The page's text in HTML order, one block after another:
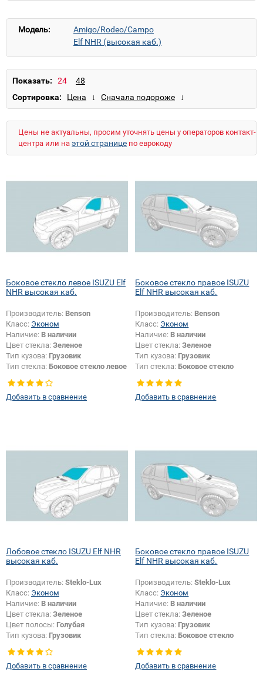
Модель:
Amigo/Rodeo/Campo
Elf NHR (высокая каб.)
Elf NLR/NRR (высокая каб.)
Elf NPR/NQR (широкая каб.)
Показать:
Сортировка:
Цены не актуальны, просим уточнять цены у операторов контакт-
центра или на этой странице по еврокоду
Боковое стекло левое ISUZU Elf
NHR высокая каб.
Производитель: Benson
Класс: Эконом
Наличие: В наличии
Цвет стекла: Зеленое
Тип кузова: Грузовик
Тип стекла: Боковое стекло левое
Добавить в сравнение
Боковое стекло правое ISUZU
Elf NHR высокая каб.
Производитель: Benson
Класс: Эконом
Наличие: В наличии
Цвет стекла:Зеленое
Тип кузова: Грузовик
Тип стекла: Боковое стекло
Добавить в сравнение
Лобовое стекло ISUZU Elf NHR
высокая каб.
Производитель: Steklo-Lux
Класс: Эконом
Наличие: В наличии
Цвет стекла: Зеленое
Цвет полосы: Голубая
Тип кузова: Грузовик
Добавить в сравнение
Боковое стекло правое ISUZU
Elf NHR высокая каб.
Производитель:Steklo-Lux
Класс: Эконом
Наличие: В наличии
Цвет стекла:Зеленое
Тип кузова: Грузовик
Тип стекла: Боковое стекло
правое
Добавить в сравнение